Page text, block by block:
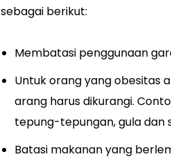
sebagai berikut:
Membatasi penggunaan
Untuk orang yang obesitas
arang harus dikurangi.
tepung-tepungan, gula dan
Batasi makanan yang